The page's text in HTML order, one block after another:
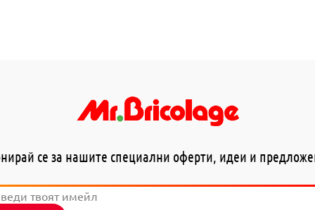
се за нашите специални оферти, идеи и